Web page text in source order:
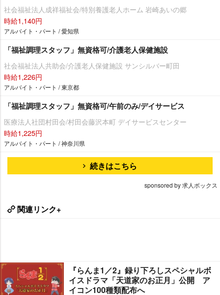
社会福祉法人成祥福祉会/特別養護老人ホーム 岩崎あいの郷
時給1,140円
アルバイト・パート / 愛知県
「福祉調理スタッフ」無資格可/介護老人保健施設
社会福祉法人共助会/介護老人保健施設 サンシルバー町田
時給1,226円
アルバイト・パート / 東京都
「福祉調理スタッフ」無資格可/午前のみ/デイサービス
医療法人社団村田会/村田会藤沢本町 デイサービスセンター
時給1,225円
アルバイト・パート / 神奈川県
続きはこちら
sponsored by 求人ボックス
関連リンク+
『らんま1／2』録り下ろしスペシャルボ
イスドラマ「天道家のお正月」公開 ア
イコン100種類配布へ